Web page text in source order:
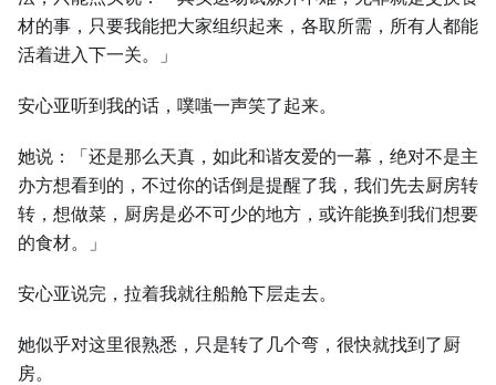
材的事，只要我能把大家组织起来，各取所需，所有人都能
活着进入下一关。」
安心亚听到我的话，噗嗤一声笑了起来。
她说：「还是那么天真，如此和谐友爱的一幕，绝对不是主
办方想看到的，不过你的话倒是提醒了我，我们先去厨房转
转，想做菜，厨房是必不可少的地方，或许能换到我们想要
的食材。」
安心亚说完，拉着我就往船舱下层走去。
她似乎对这里很熟悉，只是转了几个弯，很快就找到了厨
房。